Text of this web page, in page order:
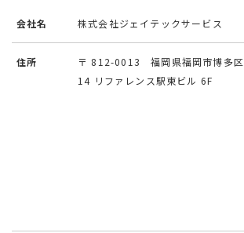
会社名 株式会社ジェイテックサービス
住所
〒 812-0013 福岡県福岡市博多
14 リファレンス駅東ビル 6F